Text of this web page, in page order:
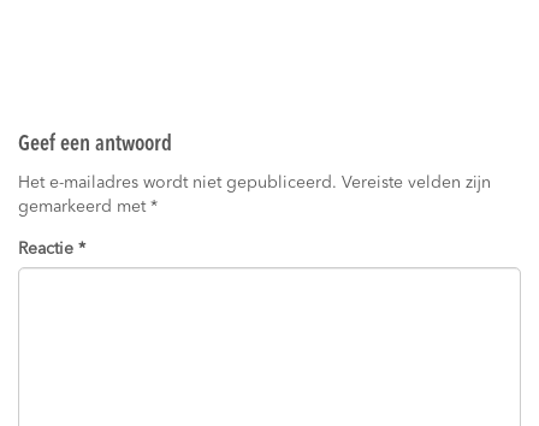
Geef een antwoord
Het e-mailadres wordt niet gepubliceerd. Vereiste velden zijn
gemarkeerd met *
Reactie *